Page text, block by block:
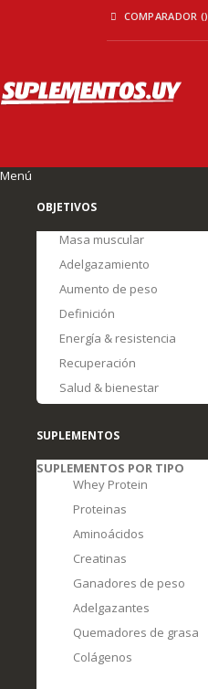
Ir
COMPARADOR ()
Menú
OBJETIVOS
Masa muscular
Adelgazamiento
Aumento de peso
Definición
Energía & resistencia
Recuperación
Salud & bienestar
SUPLEMENTOS
SUPLEMENTOS POR TIPO
Whey Protein
Proteinas
Aminoácidos
Creatinas
Ganadores de peso
Adelgazantes
Quemadores de grasa
Colágenos